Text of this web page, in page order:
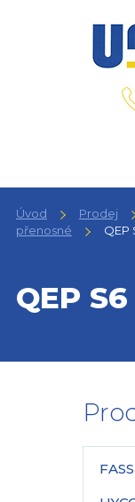
Úvod Prodej
přenosné
QEP
QEP S6